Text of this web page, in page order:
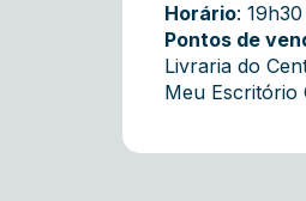
Horário: 19h30
Pontos de
Livraria do
Meu Escritório